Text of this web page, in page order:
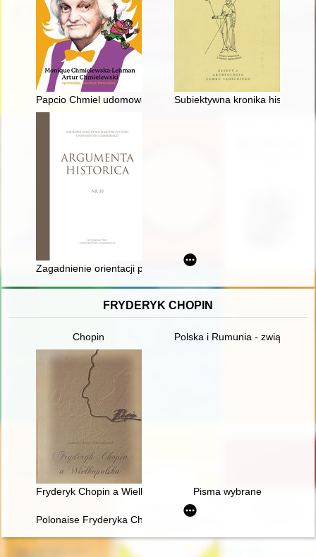
Papcio Chmiel udomowiony Subiektywna kronika
Zagadnienie orientacji politycznej Romana Dmowskiego w
FRYDERYK CHOPIN
Chopin Polska i Rumunia - związki
Fryderyk Chopin a Wielkopolska Pisma wybrane
Polonaise Fryderyka Chopina. Zagadka inicjalnej figury